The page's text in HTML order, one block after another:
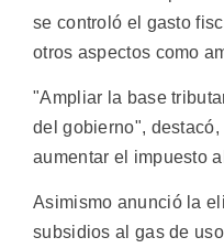
se controló el gasto
otros aspectos como
"Ampliar la base
del gobierno",
aumentar el impuesto
Asimismo anunció la
subsidios al gas de